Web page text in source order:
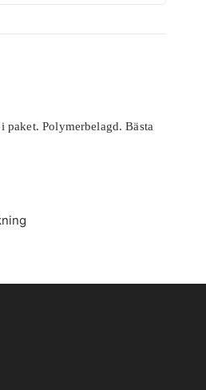
Polymerbelagd. Bästa